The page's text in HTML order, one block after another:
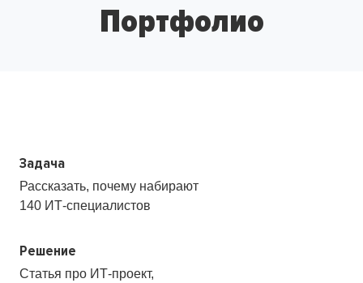
Портфолио
Задача
Рассказать, почему набирают
140 ИТ-специалистов
Решение
Статья про ИТ-проект,